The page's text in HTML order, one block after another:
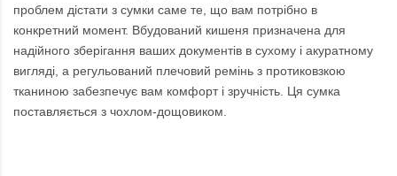
проблем дістати з сумки саме те, що вам потрібно в
конкретний момент. Вбудований кишеня призначена для
надійного зберігання ваших документів в сухому і акуратному
вигляді, а регульований плечовий ремінь з протиковзкою
тканиною забезпечує вам комфорт і зручність. Ця сумка
поставляється з чохлом-дощовиком.